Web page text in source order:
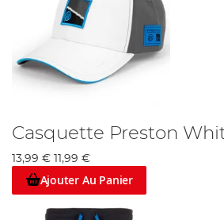
Casquette Preston
13,99 € 11,99 €
Ajouter Au Panier